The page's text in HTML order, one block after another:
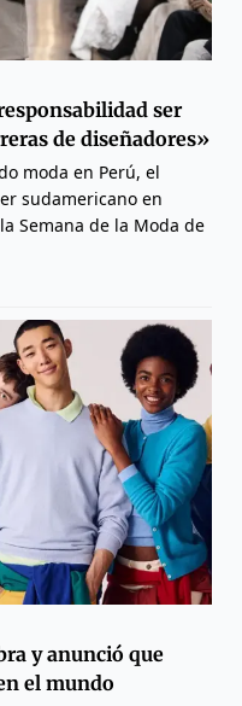
ser
de diseñadores»
moda en Perú, el
sudamericano en
Semana de la Moda de
y anunció que
el mundo